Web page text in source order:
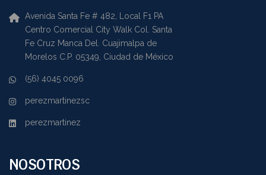
Avenida Santa Fe # 482, Local F1 PA
Centro Comercial City Walk Col. Santa
Fe Cruz Manca Del. Cuajimalpa de
Morelos C.P. 05349, Ciudad de México
(56) 4045 0096
perezmartinezsc
perezmartinez
NOSOTROS